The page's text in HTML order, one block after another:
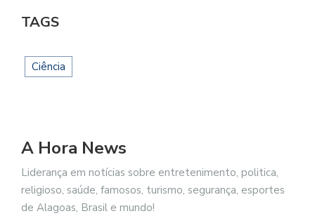
TAGS
Ciência
A Hora News
Liderança em notícias sobre entretenimento, politica,
religioso, saúde, famosos, turismo, segurança, esportes
de Alagoas, Brasil e mundo!